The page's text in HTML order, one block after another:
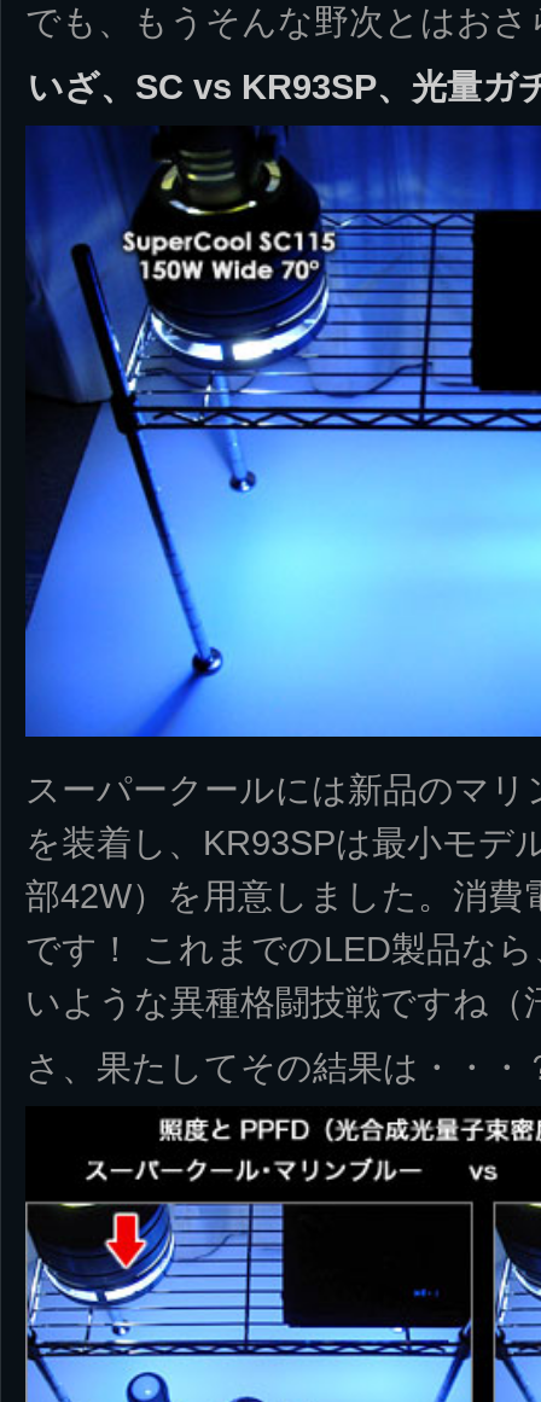
でも、もうそんな野次とはおさ
いざ、SC vs KR93SP、光量ガ
スーパークールには新品のマ
を装着し、KR93SPは最小モデ
部42W）を用意しました。消費
です！ これまでのLED製品な
いような異種格闘技戦ですね（
さ、果たしてその結果は・・・